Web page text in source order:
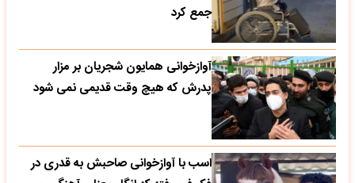
جمع کرد
آوازخوانی همایون شجریان بر مزار
پدرش که هیچ وقت قدیمی نمی شود
اسب با آوازخوانی صاحبش به قدری در